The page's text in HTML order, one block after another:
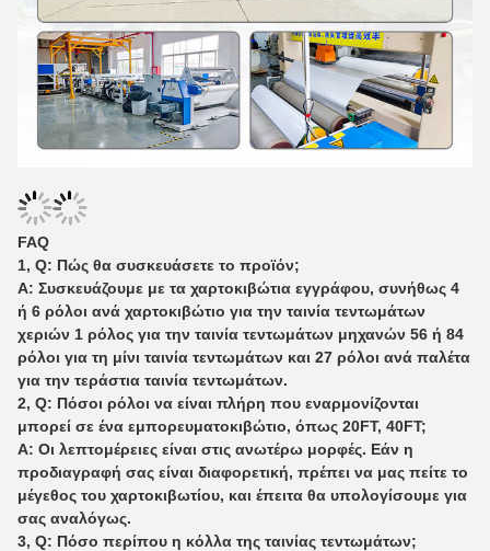
FAQ
1, Q: Πώς θα συσκευάσετε το προϊόν;
Α: Συσκευάζουμε με τα χαρτοκιβώτια εγγράφου, συνήθως 4
ή 6 ρόλοι ανά χαρτοκιβώτιο για την ταινία τεντωμάτων
χεριών 1 ρόλος για την ταινία τεντωμάτων μηχανών 56 ή 84
ρόλοι για τη μίνι ταινία τεντωμάτων και 27 ρόλοι ανά παλέτα
για την τεράστια ταινία τεντωμάτων.
2, Q: Πόσοι ρόλοι να είναι πλήρη που εναρμονίζονται
μπορεί σε ένα εμπορευματοκιβώτιο, όπως 20FT, 40FT;
Α: Οι λεπτομέρειες είναι στις ανωτέρω μορφές. Εάν η
προδιαγραφή σας είναι διαφορετική, πρέπει να μας πείτε το
μέγεθος του χαρτοκιβωτίου, και έπειτα θα υπολογίσουμε για
σας αναλόγως.
3, Q: Πόσο περίπου η κόλλα της ταινίας τεντωμάτων;